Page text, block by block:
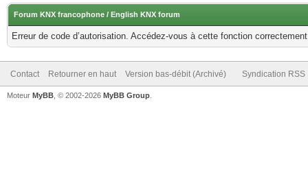
Forum KNX francophone / English KNX forum
Erreur de code d’autorisation. Accédez-vous à cette fonction
Contact Retourner en haut Version bas-débit (Archivé) Syndication RSS
Moteur MyBB , © 2002-2026 MyBB Group